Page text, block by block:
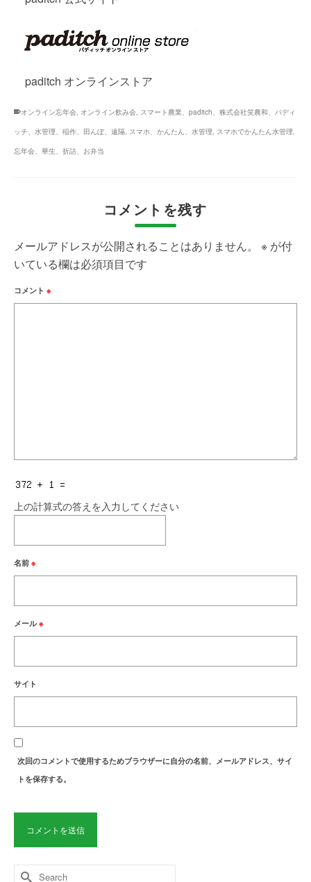
paditch オンラインストア
オンライン忘年会 オンライン飲み会 スマート農業、paditch、株式会社笑農和、パディ
ッチ、水管理、稲作、田んぼ、遠隔 スマホ、かんたん、水管理 スマホでかんたん水管理
忘年会、華生、折詰、お弁当
コメントを残す
メールアドレスが公開されることはありません。 ※ が付
いている欄は必須項目です
コメント ※
上の計算式の答えを入力してください
名前 ※
メール※
サイト
次回のコメントで使用するためブラウザーに自分の名前、メールアドレス、サイ
トを保存する。
Search